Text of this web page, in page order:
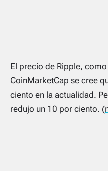
El precio de Ripple,
CoinMarketCap se cree
ciento en la actualidad.
redujo un 10 por ciento.